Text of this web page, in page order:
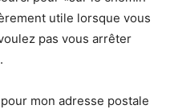
utile lorsque vous
pas vous arrêter
mon adresse postale